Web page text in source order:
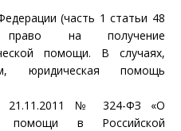
(часть 1 статьи 48
право на получение
помощи. В случаях,
юридическая помощь
21.11.2011 № 324-ФЗ «О
помощи в Российской